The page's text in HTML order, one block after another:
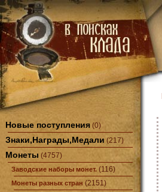
Новые поступления (0)
Знаки,Награды,Медали (217)
Монеты (4757)
Заводские наборы монет. (116)
Монеты разных стран (2151)